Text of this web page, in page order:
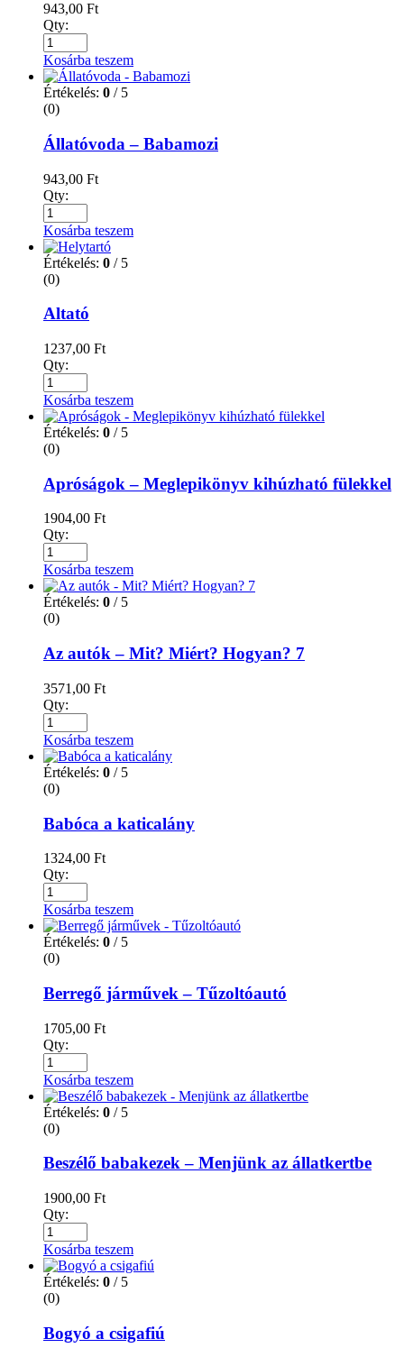
943,00 Ft
Qty:
Kosárba teszem
Értékelés: 0 / 5
(0)
Állatóvoda – Babamozi
943,00 Ft
Qty:
Kosárba teszem
Értékelés: 0 / 5
(0)
Altató
1237,00 Ft
Qty:
Kosárba teszem
Értékelés: 0 / 5
(0)
Apróságok – Meglepikönyv kihúzható fülekkel
1904,00 Ft
Qty:
Kosárba teszem
Értékelés: 0 / 5
(0)
Az autók – Mit? Miért? Hogyan? 7
3571,00 Ft
Qty:
Kosárba teszem
Értékelés: 0 / 5
(0)
Babóca a katicalány
1324,00 Ft
Qty:
Kosárba teszem
Értékelés: 0 / 5
(0)
Berregő járművek – Tűzoltóautó
1705,00 Ft
Qty:
Kosárba teszem
Értékelés: 0 / 5
(0)
Beszélő babakezek – Menjünk az állatkertbe
1900,00 Ft
Qty:
Kosárba teszem
Értékelés: 0 / 5
(0)
Bogyó a csigafiú